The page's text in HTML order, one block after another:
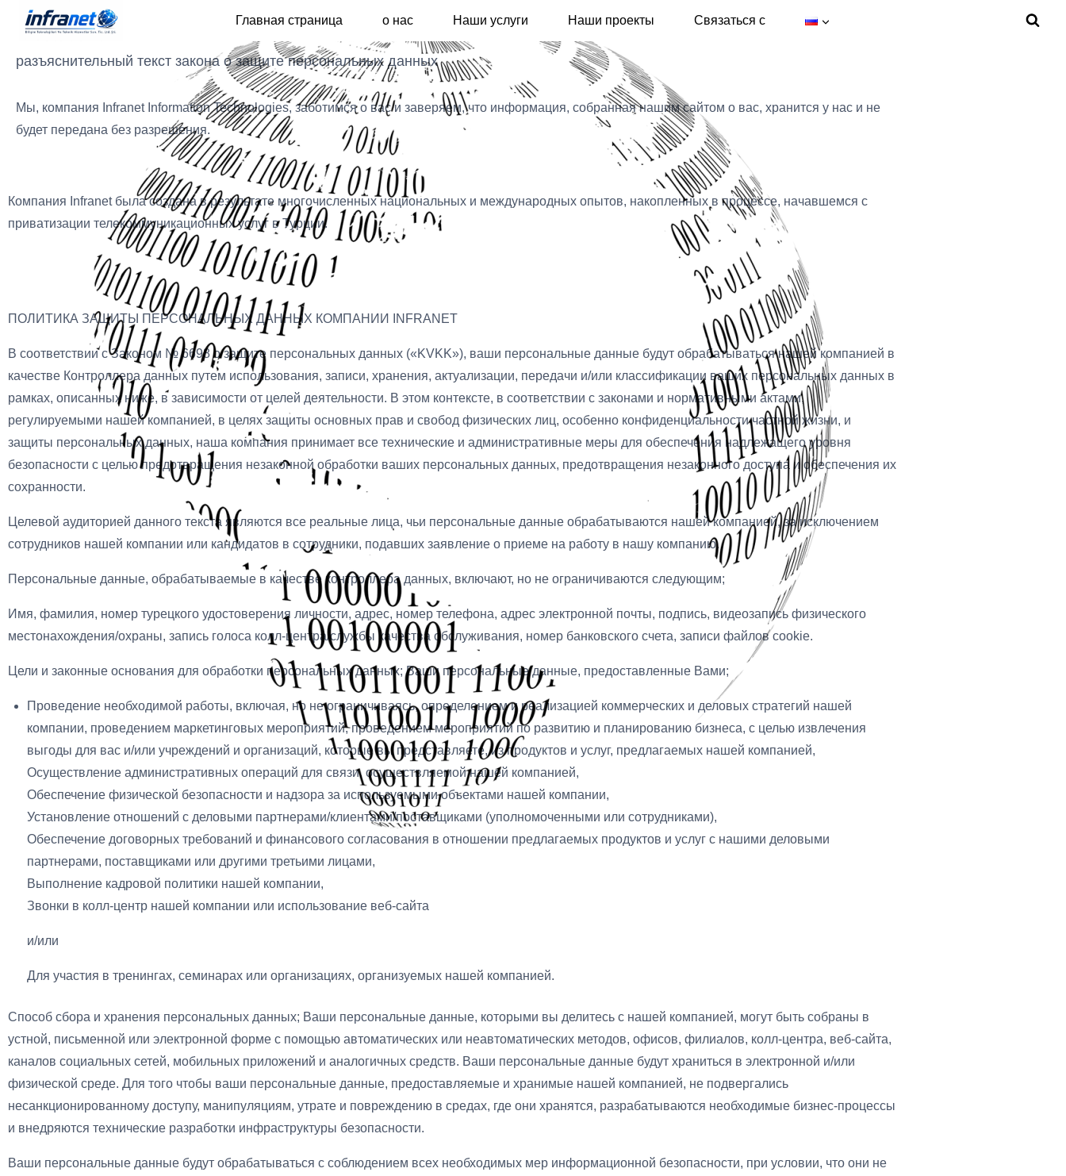
Главная страница о нас Наши услуги Наши проекты Связаться с
политика качества iso 27001
разъяснительный текст закона о защите персональных данных
Мы, компания Infranet Information Technologies, заботимся о вас и заверяем, что информация, собранная нашим сайтом о вас, хранится у нас и не
будет передана без разрешения.
Компания Infranet была создана в результате многочисленных национальных и международных опытов, накопленных в процессе, начавшемся с
приватизации телекоммуникационных услуг в Турции.
ПОЛИТИКА ЗАЩИТЫ ПЕРСОНАЛЬНЫХ ДАННЫХ КОМПАНИИ INFRANET
В соответствии с Законом № 6698 о защите персональных данных («KVKK»), ваши персональные данные будут обрабатываться нашей компанией в
качестве Контроллера данных путем использования, записи, хранения, актуализации, передачи и/или классификации ваших персональных данных в
рамках, описанных ниже, в зависимости от целей деятельности. В этом контексте, в соответствии с законами и нормативными актами,
регулируемыми нашей компанией, в целях защиты основных прав и свобод физических лиц, особенно конфиденциальности частной жизни, и
защиты персональных данных, наша компания принимает все технические и административные меры для обеспечения надлежащего уровня
безопасности с целью предотвращения незаконной обработки ваших персональных данных, предотвращения незаконного доступа и обеспечения их
сохранности.
Целевой аудиторией данного текста являются все реальные лица, чьи персональные данные обрабатываются нашей компанией, за исключением
сотрудников нашей компании или кандидатов в сотрудники, подавших заявление о приеме на работу в нашу компанию.
Персональные данные, обрабатываемые в качестве контроллера данных, включают, но не ограничиваются следующим;
Имя, фамилия, номер турецкого удостоверения личности, адрес, номер телефона, адрес электронной почты, подпись, видеозапись физического
местонахождения/охраны, запись голоса колл-центра/службы качества обслуживания, номер банковского счета, записи файлов cookie.
Цели и законные основания для обработки персональных данных; Ваши персональные данные, предоставленные Вами;
Проведение необходимой работы, включая, но не ограничиваясь, определением и реализацией коммерческих и деловых стратегий нашей
компании, проведением маркетинговых мероприятий, проведением мероприятий по развитию и планированию бизнеса, с целью извлечения
выгоды для вас и/или учреждений и организаций, которые вы представляете, из продуктов и услуг, предлагаемых нашей компанией,
Осуществление административных операций для связи, осуществляемой нашей компанией,
Обеспечение физической безопасности и надзора за используемыми объектами нашей компании,
Установление отношений с деловыми партнерами/клиентами/поставщиками (уполномоченными или сотрудниками),
Обеспечение договорных требований и финансового согласования в отношении предлагаемых продуктов и услуг с нашими деловыми
партнерами, поставщиками или другими третьими лицами,
Выполнение кадровой политики нашей компании,
Звонки в колл-центр нашей компании или использование веб-сайта
и/или
Для участия в тренингах, семинарах или организациях, организуемых нашей компанией.
Способ сбора и хранения персональных данных; Ваши персональные данные, которыми вы делитесь с нашей компанией, могут быть собраны в
устной, письменной или электронной форме с помощью автоматических или неавтоматических методов, офисов, филиалов, колл-центра, веб-сайта,
каналов социальных сетей, мобильных приложений и аналогичных средств. Ваши персональные данные будут храниться в электронной и/или
физической среде. Для того чтобы ваши персональные данные, предоставляемые и хранимые нашей компанией, не подвергались
несанкционированному доступу, манипуляциям, утрате и повреждению в средах, где они хранятся, разрабатываются необходимые бизнес-процессы
и внедряются технические разработки инфраструктуры безопасности.
Ваши персональные данные будут обрабатываться с соблюдением всех необходимых мер информационной безопасности, при условии, что они не